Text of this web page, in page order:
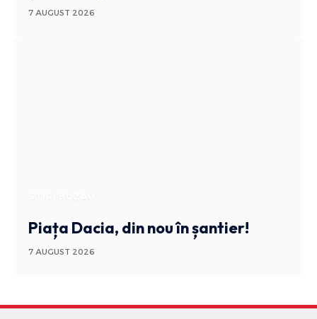
7 AUGUST 2026
Piața Dacia, din nou în șantier!
7 AUGUST 2026